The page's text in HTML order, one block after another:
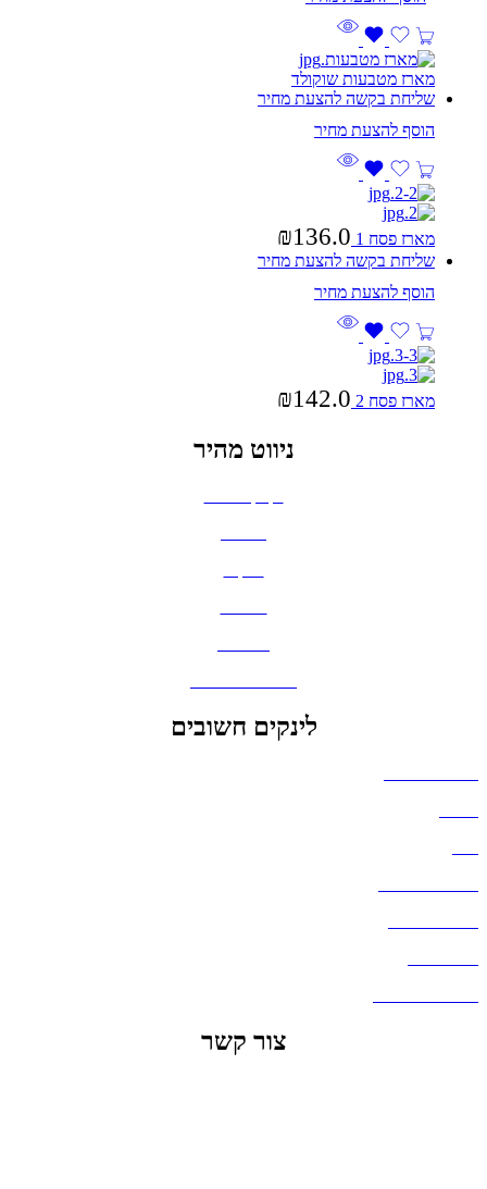
מארז מטבעות שוקולד
שליחת בקשה להצעת מחיר
מארז פסח 1 ₪136.0
שליחת בקשה להצעת מחיר
מארז פסח 2 ₪142.0
ניווט מהיר
לינקים חשובים
צור קשר